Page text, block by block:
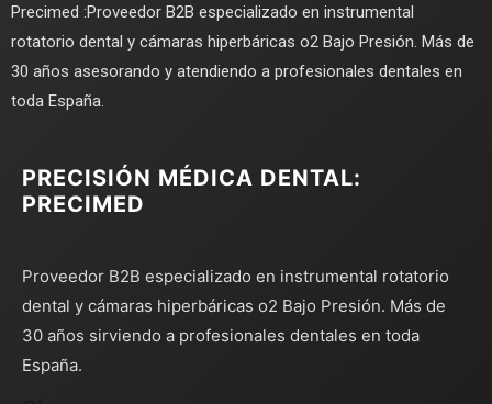
Precimed :Proveedor B2B especializado en instrumental
rotatorio dental y cámaras hiperbáricas o2 Bajo Presión. Más de
30 años asesorando y atendiendo a profesionales dentales en
toda España.
PRECISIÓN MÉDICA DENTAL:
PRECIMED
Proveedor B2B especializado en instrumental rotatorio
dental y cámaras hiperbáricas o2 Bajo Presión. Más de
30 años sirviendo a profesionales dentales en toda
España.